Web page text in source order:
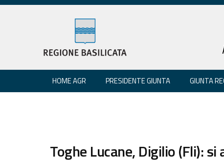
HOME AGR PRESIDENTE GIUNTA GIUNTA
Toghe Lucane, Digilio (Fli):